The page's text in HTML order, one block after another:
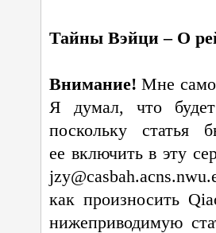
Тайны Вэйци – О
Внимание! Мне
Я думал, что будет
поскольку
ее включить в эту
как произносить
нижеприводимую